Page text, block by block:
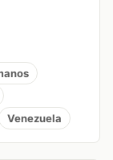
Venezuela